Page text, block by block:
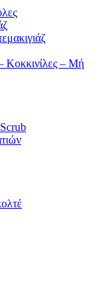
Κοκκινίλες – Μή